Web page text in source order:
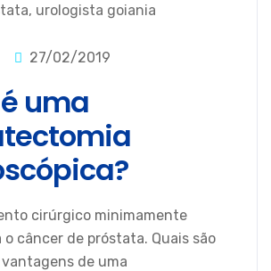
27/02/2019
uma
cirúrgico minimamente
o câncer de próstata. Quais são
de uma